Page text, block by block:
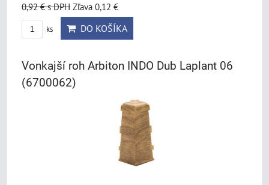
0,92 €s DPH Zľava 0,12 €
ks DO KOŠÍKA
Vonkajší roh Arbiton INDO Dub Laplant 06
(6700062)